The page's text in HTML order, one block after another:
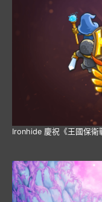
Ironhide 慶祝《王國保衛